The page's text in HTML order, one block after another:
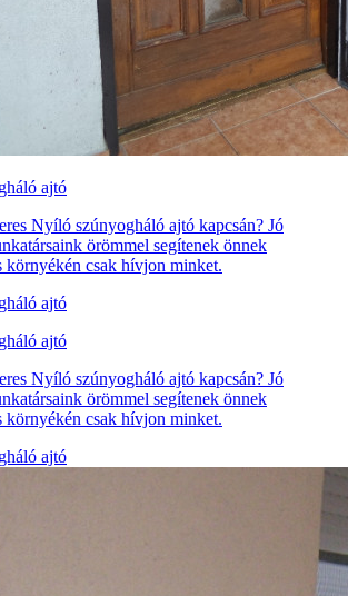
ajtó
Nyíló szúnyogháló ajtó kapcsán? Jó
örömmel segítenek önnek
környékén csak hívjon minket.
ajtó
ajtó
Nyíló szúnyogháló ajtó kapcsán? Jó
örömmel segítenek önnek
környékén csak hívjon minket.
ajtó